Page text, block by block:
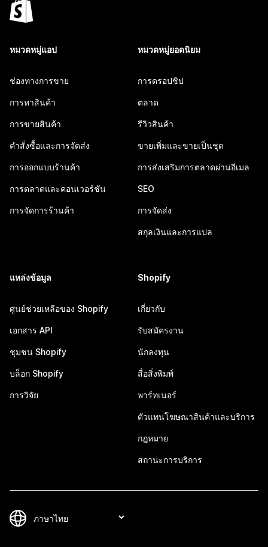
หมวดหมู่แอป
ช่องทางการขาย
การหาสินค้า
การขายสินค้า
คำสั่งซื้อและการจัดส่ง
การออกแบบร้านค้า
การตลาดและคอนเวอร์ชัน
การจัดการร้านค้า
หมวดหมู่ยอดนิยม
การดรอปชิป
ตลาด
รีวิวสินค้า
ขายเพิ่มและขายเป็นชุด
การส่งเสริมการตลาดผ่านอีเมล
SEO
การจัดส่ง
สกุลเงินและการแปล
แหล่งข้อมูล
ศูนย์ช่วยเหลือของ Shopify
เอกสาร API
ชุมชน Shopify
บล็อก Shopify
การวิจัย
Shopify
เกี่ยวกับ
รับสมัครงาน
นักลงทุน
สื่อสิ่งพิมพ์
พาร์ทเนอร์
ตัวแทนโฆษณาสินค้าและบริการ
กฎหมาย
สถานะการบริการ